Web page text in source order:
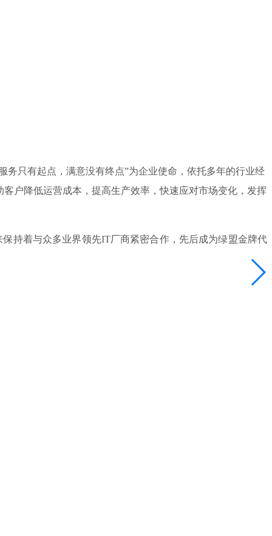
只有起点，满意没有终点”为企业使命，依托多年的行业经
户降低运营成本，提高生产效率，快速应对市场变化，发挥
着与众多业界领先IT厂商紧密合作，先后成为绿盟金牌代